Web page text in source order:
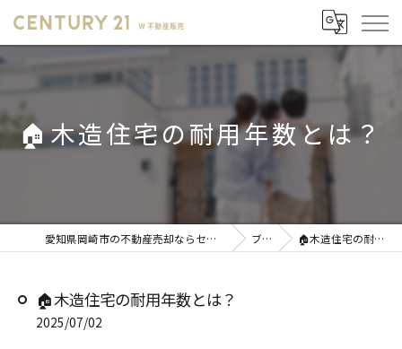
🏠木造住宅の耐用年数とは？
愛知県岡崎市の不動産売却ならセンチュリー21 W不動産販売 ブログ 🏠木造住宅の耐用年数とは？
🏠木造住宅の耐用年数とは？
2025/07/02